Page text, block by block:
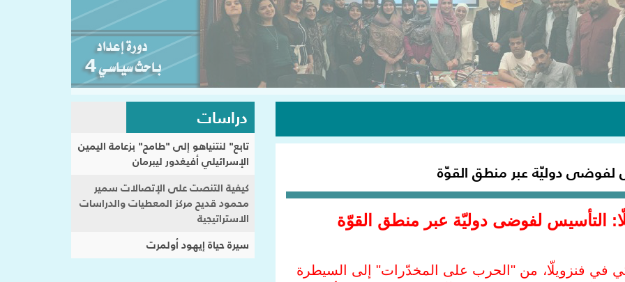
لفوضى دوليّة عبر منطق القوّة
التأسيس لفوضى دوليّة عبر منطق القوّة
في فنزويلّا، من "الحرب على المخدّرات" إلى السيطرة
دراسات
تابع" لنتنياهو إلى "طامح" بزعامة اليمين
الإسرائيلي أفيغدور ليبرمان
كيفية التنصت على الإتصالات سمير
محمود قديح مركز المعطيات والدراسات
الاستراتيجية
سيرة حياة إيهود أولمرت